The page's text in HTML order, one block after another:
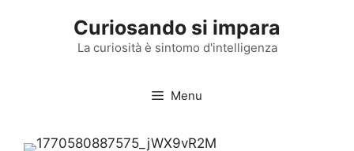
Curiosando si impara
La curiosità è sintomo d'intelligenza
Menu